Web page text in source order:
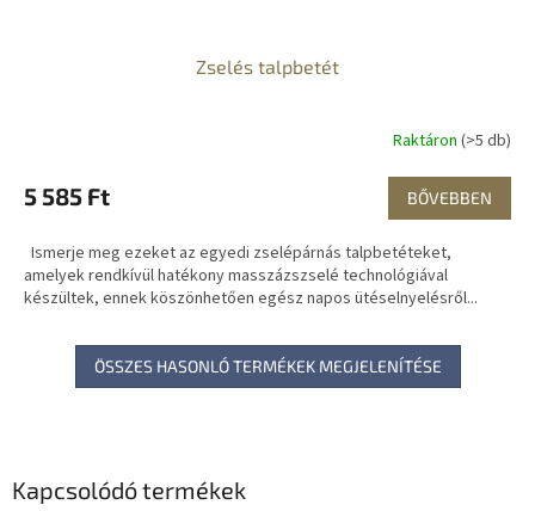
Kapcsolódó termékek
Zselés talpbetét
Raktáron (>5 db)
5 585 Ft BŐVEBBEN
Ismerje meg ezeket az egyedi zselépárnás talpbetéteket,
amelyek rendkívül hatékony masszázszselé technológiával
készültek, ennek köszönhetően egész napos ütéselnyelésről...
ÖSSZES HASONLÓ TERMÉKEK MEGJELENÍTÉSE